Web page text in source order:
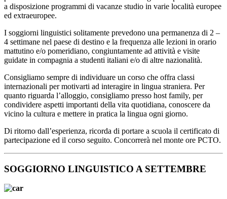
a disposizione programmi di vacanze studio in varie località europee
ed extraeuropee.
I soggiorni linguistici solitamente prevedono una permanenza di 2 –
4 settimane nel paese di destino e la frequenza alle lezioni in orario
mattutino e/o pomeridiano, congiuntamente ad attività e visite
guidate in compagnia a studenti italiani e/o di altre nazionalità.
Consigliamo sempre di individuare un corso che offra classi
internazionali per motivarti ad interagire in lingua straniera. Per
quanto riguarda l’alloggio, consigliamo presso host family, per
condividere aspetti importanti della vita quotidiana, conoscere da
vicino la cultura e mettere in pratica la lingua ogni giorno.
Di ritorno dall’esperienza, ricorda di portare a scuola il certificato di
partecipazione ed il corso seguito. Concorrerà nel monte ore PCTO.
SOGGIORNO LINGUISTICO A SETTEMBRE